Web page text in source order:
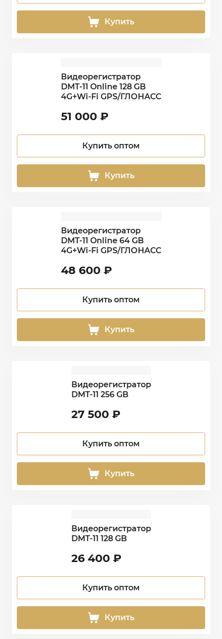
Купить
Видеорегистратор
DMT-11 Online 128 GB
4G+Wi-Fi GPS/ГЛОНАСС
51 000 ₽
Купить оптом
Купить
Видеорегистратор
DMT-11 Online 64 GB
4G+Wi-Fi GPS/ГЛОНАСС
48 600 ₽
Купить оптом
Купить
Видеорегистратор
DMT-11 256 GB
27 500 ₽
Купить оптом
Купить
Видеорегистратор
DMT-11 128 GB
26 400 ₽
Купить оптом
Купить